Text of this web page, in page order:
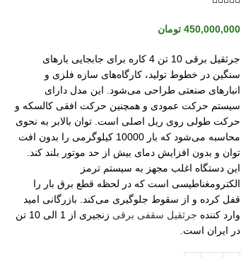
450,000,000 تومان
جرثقیل برقی 10 تن 4 کاره برای جابجایی بارهای
سنگین در خطوط تولید، کارگاه‌های سازه فلزی و
انبارهای صنعتی طراحی می‌شود. این مدل دارای
سیستم حرکت عمودی و همچنین حرکت افقی کالسکه و
حرکت طولی روی ریل اصلی است. توان بالابر به نحوی
محاسبه می‌شود که بار 10000 کیلوگرمی را بدون افت
توان و بدون افزایش دمای بیش از حد موتور بلند کند.
این دستگاه اغلب مجهز به سیستم ترمز
الکترومغناطیسی است که در لحظه قطع برق بار را
قفل کرده و از سقوط جلوگیری می‌کند. بازرگانی امید
وارد کننده جرثقیل سقفی برقی
زنجیری از 1 الی 10 تن
در ایران است.